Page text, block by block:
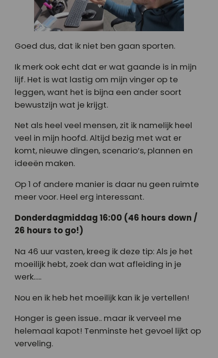
Goed dus, dat ik niet ben gaan sporten.
Ik merk ook echt dat er wat gaande is in mijn
lijf. Het is wat lastig om mijn vinger op te
leggen, want het is bijna een ander soort
bewustzijn wat je krijgt.
Net als heel veel mensen, zit ik namelijk heel
veel in mijn hoofd. Altijd bezig met wat er
komt, nieuwe dingen, scenario’s, plannen en
ideeën maken.
Op 1 of andere manier is daar nu geen ruimte
meer voor. Heel erg interessant.
Donderdagmiddag 16:00 (46 hours down /
26 hours to go!)
Na 46 uur vasten, kreeg ik deze tip: Als je het
moeilijk hebt, zoek dan wat afleiding in je
werk…..
Nou en ik heb het moeilijk kan ik je vertellen!
Honger is geen issue.. maar ik verveel me
helemaal kapot! Tenminste het gevoel lijkt op
verveling.